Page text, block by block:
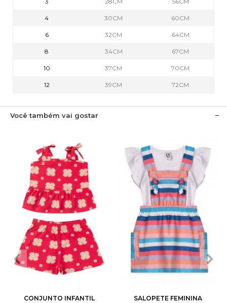
4 30CM 60CM
6 32CM 64CM
8 34CM 67CM
10 37CM 70CM
12 39CM 72CM
Você também vai gostar
2 3 8
CONJUNTO INFANTIL
1 2 3 4 6
SALOPETE FEMININA